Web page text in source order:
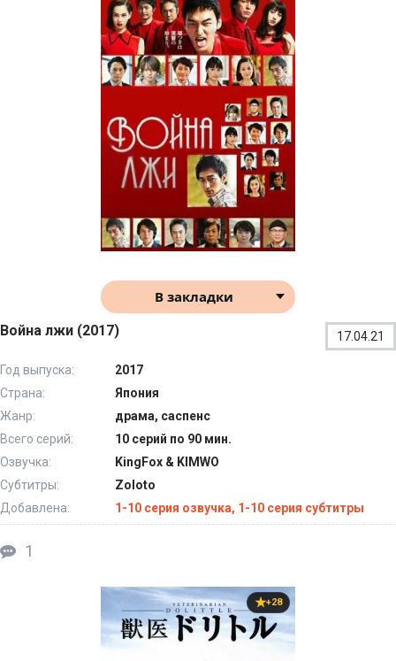
В закладки
Война лжи (2017) 17.04.21
Год выпуска:
2017
Страна:
Япония
Жанр:
драма, саспенс
Всего серий:
10 серий по 90 мин.
Озвучка:
KingFox & KIMWO
Субтитры:
Zoloto
Добавлена:
1-10 серия озвучка, 1-10 серия субтитры
1
+28